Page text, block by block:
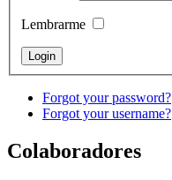
Lembrarme
Forgot your password?
Forgot your username?
Colaboradores